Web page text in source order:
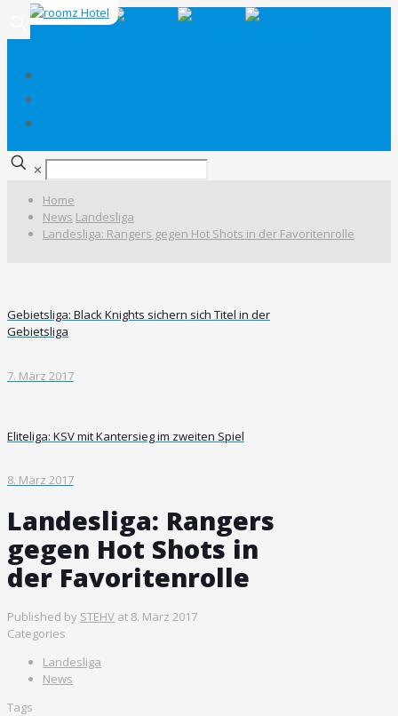
✕
Home
News Landesliga
Landesliga: Rangers gegen Hot Shots in der Favoritenrolle
Gebietsliga: Black Knights sichern sich Titel in der
Gebietsliga
7. März 2017
Eliteliga: KSV mit Kantersieg im zweiten Spiel
8. März 2017
Landesliga: Rangers
gegen Hot Shots in
der Favoritenrolle
Published by STEHV at 8. März 2017
Categories
Landesliga
News
Tags